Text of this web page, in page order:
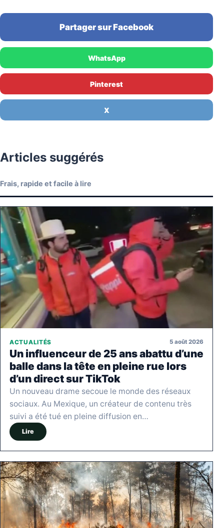
Partager sur Facebook
WhatsApp
Pinterest
X
Articles suggérés
Frais, rapide et facile à lire
ACTUALITÉS 5 août 2026
Un influenceur de 25 ans abattu d’une
balle dans la tête en pleine rue lors
d’un direct sur TikTok
Un nouveau drame secoue le monde des réseaux
sociaux. Au Mexique, un créateur de contenu très
suivi a été tué en pleine diffusion en…
Lire